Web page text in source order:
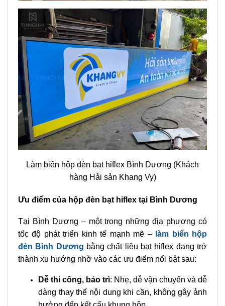
Làm biển hộp đèn bạt hiflex Bình Dương (Khách
hàng Hải sản Khang Vy)
Ưu điểm của hộp đèn bạt hiflex tại Bình Dương
Tại Bình Dương – một trong những địa phương có
tốc độ phát triển kinh tế mạnh mẽ – làm biển hộp
đèn Bình Dương bằng chất liệu bạt hiflex đang trở
thành xu hướng nhờ vào các ưu điểm nổi bật sau:
Dễ thi công, bảo trì: Nhẹ, dễ vận chuyển và dễ
dàng thay thế nội dung khi cần, không gây ảnh